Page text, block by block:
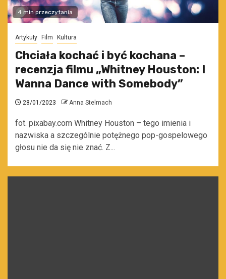
4 min przeczytania
Artykuły Film Kultura
Chciała kochać i być kochana –
recenzja filmu „Whitney Houston: I
Wanna Dance with Somebody”
28/01/2023 Anna Stelmach
fot. pixabay.com Whitney Houston – tego imienia i
nazwiska a szczególnie potężnego pop-gospelowego
głosu nie da się nie znać. Z...